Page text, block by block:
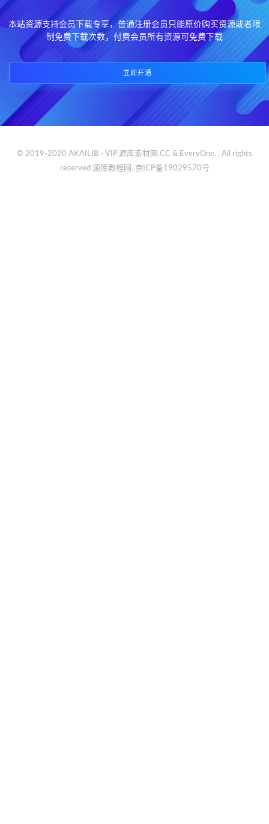
本站资源支持会员下载专享，普通注册会员只能原价购买资源或者限
制免费下载次数，付费会员所有资源可免费下载
立即开通
© 2019-2020 AKAILIB - VIP.源库素材网.CC & EveryOne. . All rights
reserved 源库教程网. 京ICP备19029570号